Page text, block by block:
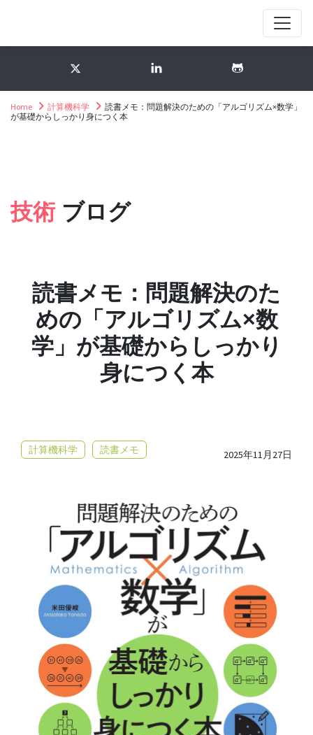
Home 計算機科学
読書メモ：問題解決のための「アルゴリズム×数学」
が基礎からしっかり身につく本
技術 ブログ
読書メモ：問題解決のた
めの「アルゴリズム×数
学」が基礎からしっかり
身につく本
計算機科学 読書メモ 2025年11月27日